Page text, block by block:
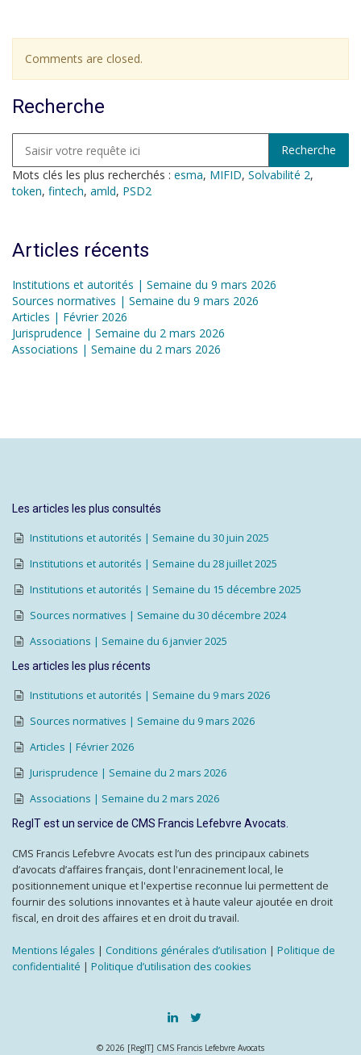
Comments are closed.
Recherche
Mots clés les plus recherchés : esma, MIFID, Solvabilité 2,
token, fintech, amld, PSD2
Articles récents
Institutions et autorités | Semaine du 9 mars 2026
Sources normatives | Semaine du 9 mars 2026
Articles | Février 2026
Jurisprudence | Semaine du 2 mars 2026
Associations | Semaine du 2 mars 2026
Les articles les plus consultés
Institutions et autorités | Semaine du 30 juin 2025
Institutions et autorités | Semaine du 28 juillet 2025
Institutions et autorités | Semaine du 15 décembre 2025
Sources normatives | Semaine du 30 décembre 2024
Associations | Semaine du 6 janvier 2025
Les articles les plus récents
Institutions et autorités | Semaine du 9 mars 2026
Sources normatives | Semaine du 9 mars 2026
Articles | Février 2026
Jurisprudence | Semaine du 2 mars 2026
Associations | Semaine du 2 mars 2026
RegIT est un service de CMS Francis Lefebvre Avocats.
CMS Francis Lefebvre Avocats est l’un des principaux cabinets
d’avocats d’affaires français, dont l'enracinement local, le
positionnement unique et l'expertise reconnue lui permettent de
fournir des solutions innovantes et à haute valeur ajoutée en droit
fiscal, en droit des affaires et en droit du travail.
Mentions légales | Conditions générales d’utilisation | Politique de
confidentialité | Politique d’utilisation des cookies
© 2026 [RegIT] CMS Francis Lefebvre Avocats